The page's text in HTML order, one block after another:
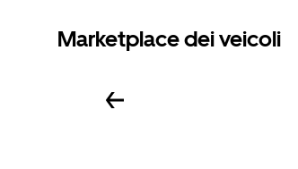
Marketplace dei veicoli